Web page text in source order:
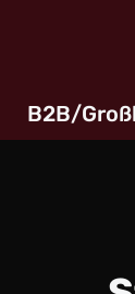
B2B/